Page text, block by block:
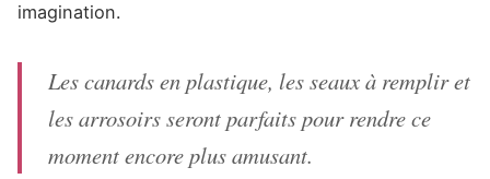
imagination.
Les canards en plastique, les seaux à remplir et
les arrosoirs seront parfaits pour rendre ce
moment encore plus amusant.